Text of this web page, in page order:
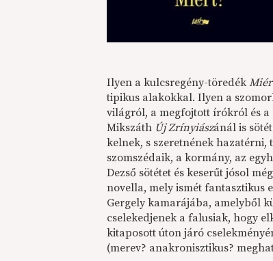
Ilyen a kulcsregény-töredék
tipikus alakokkal. Ilyen a
világról, a megfojtott írókról és
Mikszáth Új Zrínyiászánál is
kelnek, s szeretnének
szomszédaik, a kormány, az
Dezső sötétet és keserűt jósol
novella, mely ismét fantasztikus
Gergely kamarájába, amelyből
cselekedjenek a falusiak, hogy
kitaposott úton járó
(merev? anakronisztikus?